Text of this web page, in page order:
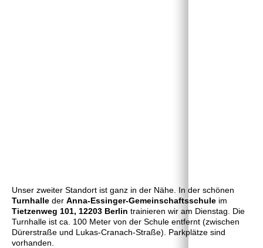
Unser zweiter Standort ist ganz in der Nähe. In der schönen
Turnhalle der Anna-Essinger-Gemeinschaftsschule im
Tietzenweg 101, 12203 Berlin trainieren wir am Dienstag. Die
Turnhalle ist ca. 100 Meter von der Schule entfernt (zwischen
Dürerstraße und Lukas-Cranach-Straße). Parkplätze sind
vorhanden.